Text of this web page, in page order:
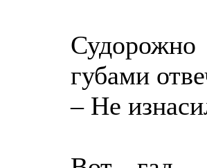
губами
– Не